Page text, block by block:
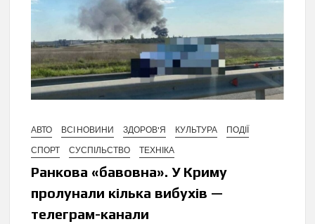
АВТО ВСІ НОВИНИ ЗДОРОВ'Я КУЛЬТУРА
ПОДІЇ
СПОРТ
СУСПІЛЬСТВО ТЕХНІКА
Ранкова «бавовна». У Криму
пролунали кілька вибухів —
телеграм-канали